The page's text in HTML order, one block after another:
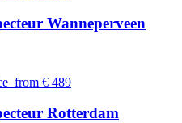
Wanneperveen
€ 489
Rotterdam